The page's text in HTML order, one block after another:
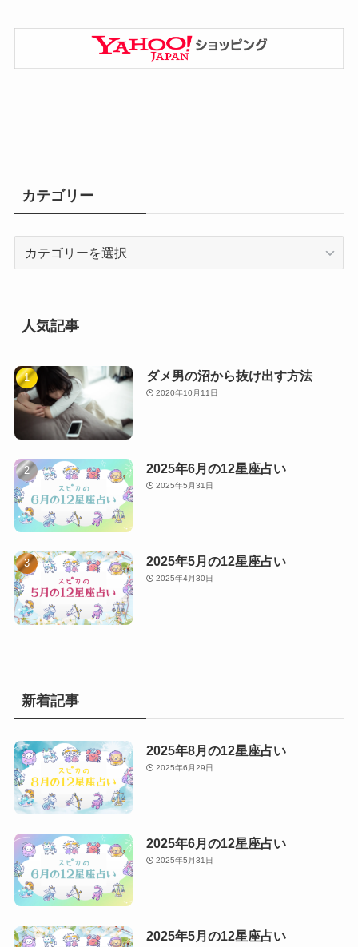
カテゴリー
ー人気記事
ダメ男の沼から抜け出す方法
2020年10月11日
2025年6月の12星座占い
2025年5月31日
2025年5月の12星座占い
2025年4月30日
新着記事
2025年8月の12星座占い
2025年6月29日
2025年6月の12星座占い
2025年5月31日
2025年5月の12星座占い